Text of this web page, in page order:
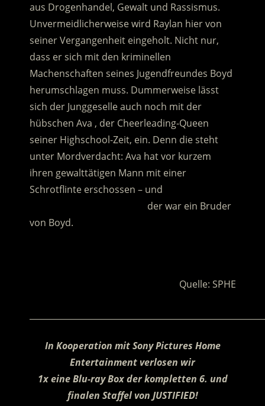
aus Drogenhandel, Gewalt und Rassismus.
Unvermeidlicherweise wird Raylan hier von
seiner Vergangenheit eingeholt. Nicht nur,
dass er sich mit den kriminellen
Machenschaften seines Jugendfreundes Boyd
herumschlagen muss. Dummerweise lässt
sich der Junggeselle auch noch mit der
hübschen Ava , der Cheerleading-Queen
seiner Highschool-Zeit, ein. Denn die steht
unter Mordverdacht: Ava hat vor kurzem
ihren gewalttätigen Mann mit einer
Schrotflinte erschossen – und
der war ein Bruder
von Boyd.
Quelle: SPHE
In Kooperation mit Sony Pictures Home
Entertainment verlosen wir
1x eine Blu-ray Box der kompletten 6. und
finalen Staffel von JUSTIFIED!